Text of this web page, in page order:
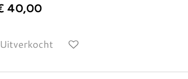
40,00
Uitverkocht